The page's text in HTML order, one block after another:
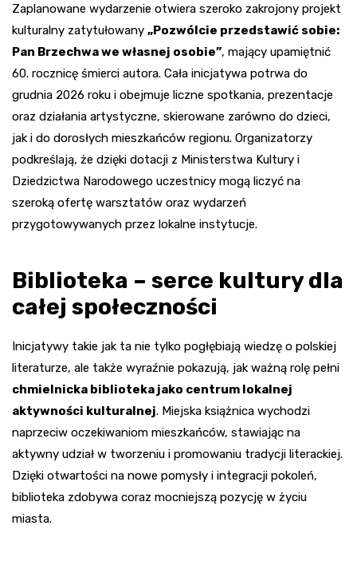
Zaplanowane wydarzenie otwiera szeroko zakrojony projekt
kulturalny zatytułowany „Pozwólcie przedstawić sobie:
Pan Brzechwa we własnej osobie”, mający upamiętnić
60. rocznicę śmierci autora. Cała inicjatywa potrwa do
grudnia 2026 roku i obejmuje liczne spotkania, prezentacje
oraz działania artystyczne, skierowane zarówno do dzieci,
jak i do dorosłych mieszkańców regionu. Organizatorzy
podkreślają, że dzięki dotacji z Ministerstwa Kultury i
Dziedzictwa Narodowego uczestnicy mogą liczyć na
szeroką ofertę warsztatów oraz wydarzeń
przygotowywanych przez lokalne instytucje.
Biblioteka – serce kultury dla
całej społeczności
Inicjatywy takie jak ta nie tylko pogłębiają wiedzę o polskiej
literaturze, ale także wyraźnie pokazują, jak ważną rolę pełni
chmielnicka biblioteka jako centrum lokalnej
aktywności kulturalnej. Miejska książnica wychodzi
naprzeciw oczekiwaniom mieszkańców, stawiając na
aktywny udział w tworzeniu i promowaniu tradycji literackiej.
Dzięki otwartości na nowe pomysły i integracji pokoleń,
biblioteka zdobywa coraz mocniejszą pozycję w życiu
miasta.